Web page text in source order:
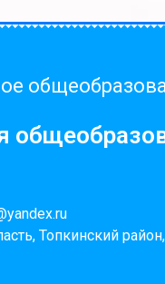
Топкинский